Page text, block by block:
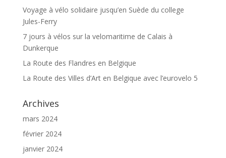
Voyage à vélo solidaire jusqu’en Suède du college
Jules-Ferry
7 jours à vélos sur la velomaritime de Calais à
Dunkerque
La Route des Flandres en Belgique
La Route des Villes d’Art en Belgique avec l’eurovelo 5
Archives
mars 2024
février 2024
janvier 2024